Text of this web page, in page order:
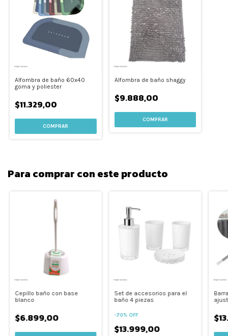
Alfombra de baño 60x40
goma y poliester
$11.329,00
Alfombra de baño shaggy
$9.888,00
COMPRAR
Para comprar con este producto
Cepillo baño con base
blanco
$6.899,00
Set de accesorios para el
baño 4 piezas
-70% OFF
$13.999,00